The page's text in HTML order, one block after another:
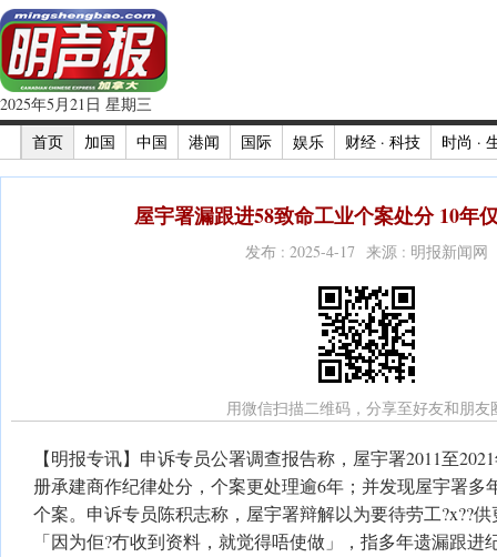
2025年5月21日 星期三
首页
加国 中国 港闻 国际 娱乐 财经 · 科技 时尚 ·
屋宇署漏跟进58致命工业个案处分 10年
发布 : 2025-4-17 来源 : 明报新闻网
用微信扫描二维码，分享至好友和朋友
【明报专讯】申诉专员公署调查报告称，屋宇署2011至
册承建商作纪律处分，个案更处理逾6年；并发现屋宇署多
个案。申诉专员陈积志称，屋宇署辩解以为要待劳工?x??
「因为佢?冇收到资料，就觉得唔使做」，指多年遗漏跟进